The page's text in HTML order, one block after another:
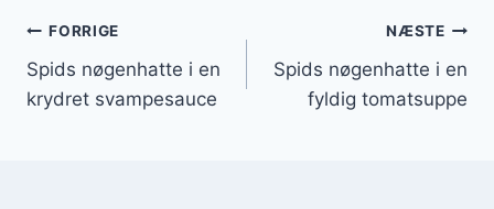
Indlægsnavigation
FORRIGE
Spids nøgenhatte i en
krydret svampesauce
NÆSTE
Spids nøgenhatte i en
fyldig tomatsuppe